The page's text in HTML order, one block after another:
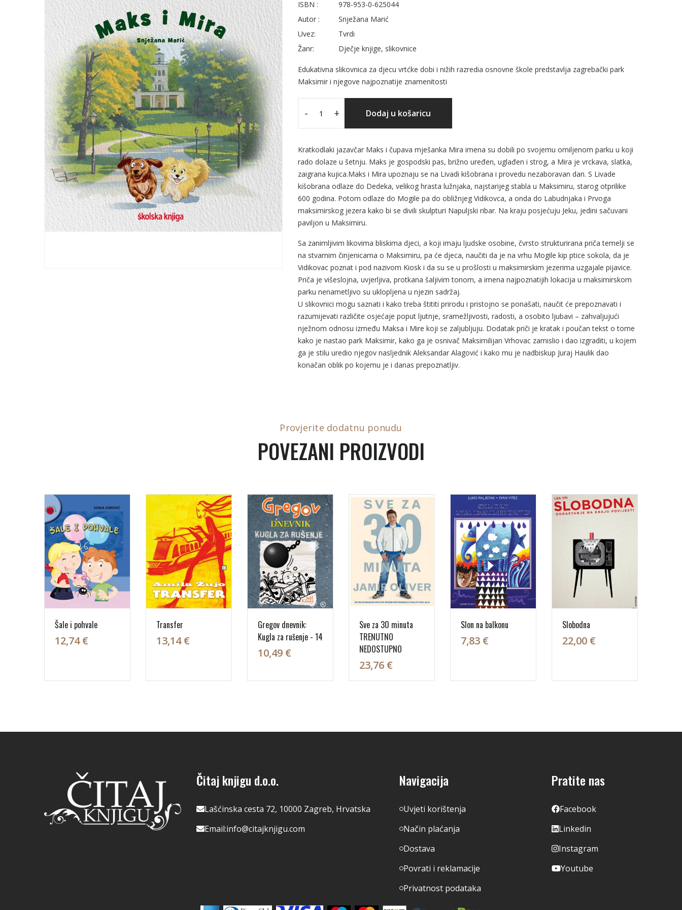
ISBN :
978-953-0-625044
Autor :
Snježana Marić
Uvez:
Tvrdi
Žanr:
Dječje knjige, slikovnice
Edukativna slikovnica za djecu vrtćke dobi i nižih razredia osnovne škole predstavlja zagrebački park
Maksimir i njegove najpoznatije znamenitosti
- + Dodaj u košaricu
Kratkodlaki jazavčar Maks i čupava mješanka Mira imena su dobili po svojemu omiljenom parku u koji
rado dolaze u šetnju. Maks je gospodski pas, brižno uređen, uglađen i strog, a Mira je vrckava, slatka,
zaigrana kujica.Maks i Mira upoznaju se na Livadi kišobrana i provedu nezaboravan dan. S Livade
kišobrana odlaze do Dedeka, velikog hrasta lužnjaka, najstarijeg stabla u Maksimiru, starog otprilike
600 godina. Potom odlaze do Mogile pa do obližnjeg Vidikovca, a onda do Labudnjaka i Prvoga
maksimirskog jezera kako bi se divili skulpturi Napuljski ribar. Na kraju posjećuju Jeku, jedini sačuvani
paviljon u Maksimiru.
Sa zanimljivim likovima bliskima djeci, a koji imaju ljudske osobine, čvrsto strukturirana priča temelji se
na stvarnim činjenicama o Maksimiru, pa će djeca, naučiti da je na vrhu Mogile kip ptice sokola, da je
Vidikovac poznat i pod nazivom Kiosk i da su se u prošlosti u maksimirskim jezerima uzgajale pijavice.
Priča je višeslojna, uvjerljiva, protkana šaljivim tonom, a imena najpoznatijih lokacija u maksimirskom
parku nenametljivo su uklopljena u njezin sadržaj.
U slikovnici mogu saznati i kako treba štititi prirodu i pristojno se ponašati, naučit će prepoznavati i
razumijevati različite osjećaje poput ljutnje, sramežljivosti, radosti, a osobito ljubavi – zahvaljujući
nježnom odnosu između Maksa i Mire koji se zaljubljuju. Dodatak priči je kratak i poučan tekst o tome
kako je nastao park Maksimir, kako ga je osnivač Maksimilijan Vrhovac zamislio i dao izgraditi, u kojem
ga je stilu uredio njegov nasljednik Aleksandar Alagović i kako mu je nadbiskup Juraj Haulik dao
konačan oblik po kojemu je i danas prepoznatljiv.
Provjerite dodatnu ponudu
POVEZANI PROIZVODI
Šale i pohvale
12,74 €
Transfer
13,14 €
Gregov dnevnik:
Kugla za rušenje - 14
10,49 €
Sve za 30 minuta
TRENUTNO
NEDOSTUPNO
23,76 €
Slon na balkonu
7,83 €
Slobodna
22,00 €
Čitaj knjigu d.o.o.
Lašćinska cesta 72, 10000 Zagreb, Hrvatska
Email:info@citajknjigu.com
Navigacija
Uvjeti korištenja
Način plaćanja
Dostava
Povrati i reklamacije
Privatnost podataka
Pratite nas
Facebook
Linkedin
Instagram
Youtube